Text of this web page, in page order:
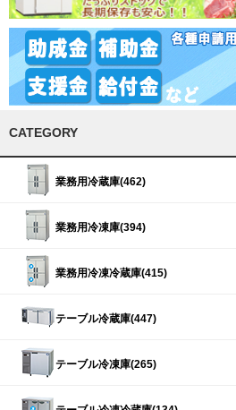
CATEGORY
業務用冷蔵庫(462)
業務用冷凍庫(394)
業務用冷凍冷蔵庫(415)
テーブル冷蔵庫(447)
テーブル冷凍庫(265)